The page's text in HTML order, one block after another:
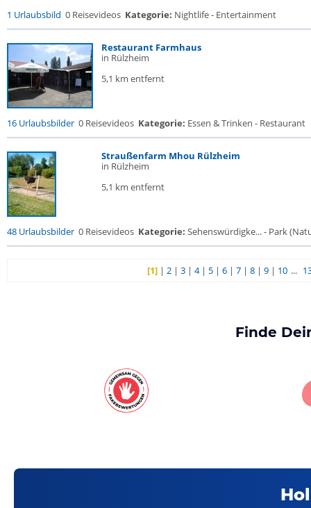
1 Urlaubsbild 0 Reisevideos Kategorie: Nightlife - Entertainment
Restaurant Farmhaus
in Rülzheim
5,1 km entfernt
16 Urlaubsbilder 0 Reisevideos Kategorie: Essen & Trinken - Restaurant
Straußenfarm Mhou Rülzheim
in Rülzheim
5,1 km entfernt
48 Urlaubsbilder 0 Reisevideos Kategorie: Sehenswürdigke... - Park
[1]| 2| 3| 4| 5| 6| 7| 8| 9| 10 ...
Finde